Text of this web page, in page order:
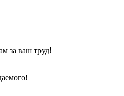
за ваш труд!